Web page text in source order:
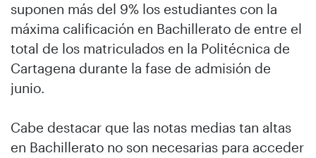
suponen más del 9% los estudiantes con la
máxima calificación en Bachillerato de entre el
total de los matriculados en la Politécnica de
Cartagena durante la fase de admisión de
junio.
Cabe destacar que las notas medias tan altas
en Bachillerato no son necesarias para acceder